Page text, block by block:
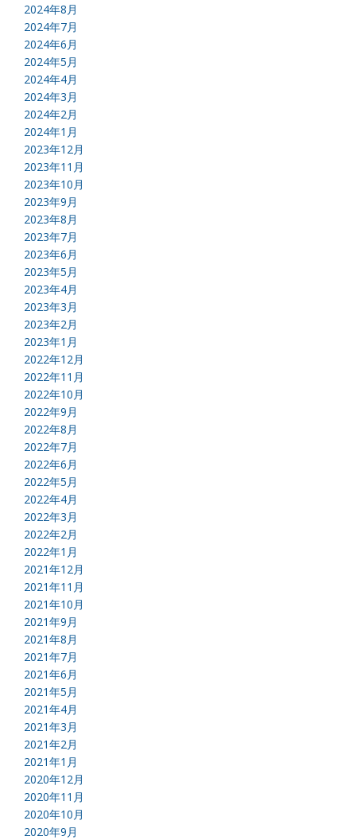
2024年8月
2024年7月
2024年6月
2024年5月
2024年4月
2024年3月
2024年2月
2024年1月
2023年12月
2023年11月
2023年10月
2023年9月
2023年8月
2023年7月
2023年6月
2023年5月
2023年4月
2023年3月
2023年2月
2023年1月
2022年12月
2022年11月
2022年10月
2022年9月
2022年8月
2022年7月
2022年6月
2022年5月
2022年4月
2022年3月
2022年2月
2022年1月
2021年12月
2021年11月
2021年10月
2021年9月
2021年8月
2021年7月
2021年6月
2021年5月
2021年4月
2021年3月
2021年2月
2021年1月
2020年12月
2020年11月
2020年10月
2020年9月